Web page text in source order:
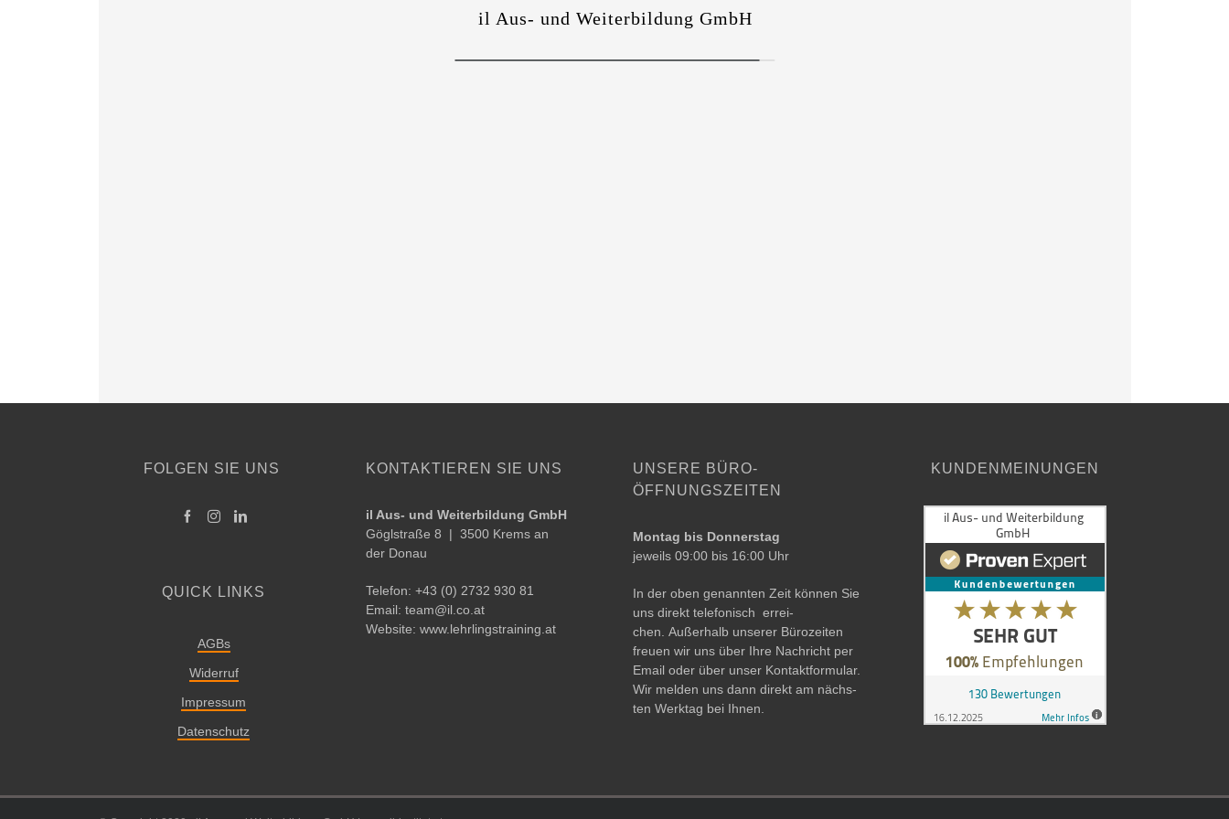
FOLGEN SIE UNS
QUICK LINKS
AGBs
Widerruf
Impressum
Datenschutz
KONTAKTIEREN SIE UNS
il Aus- und Weiterbildung GmbH
Göglstraße 8 | ­­3500 Krems an
der Donau
Telefon: +43 (0) 2732 930 81
Email: team@​il.​co.​at
Website: www.lehrlingstraining.at
UNSERE BÜRO­
ÖFFNUNGSZEITEN
Montag bis Donnerstag
jeweils 09:00 bis 16:00 Uhr
In der oben genann­ten Zeit kön­nen Sie
uns direkt tele­fo­nisch errei­
chen. Außerhalb unse­rer Bürozeiten
freu­en wir uns über Ihre Nachricht per
Email oder über unser Kontaktformular.
Wir mel­den uns dann direkt am nächs­
ten Werktag bei Ihnen.
KUNDENMEINUNGEN